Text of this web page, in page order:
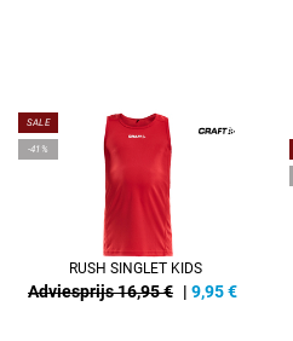
SALE
-41%
RUSH SINGLET KIDS
Adviesprijs 16,95 € | 9,95€